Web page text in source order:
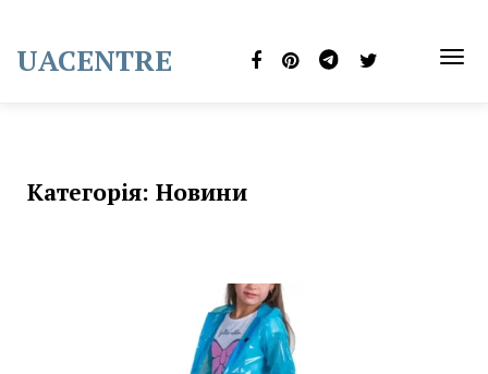
content
UACENTRE
Категорія: Новини